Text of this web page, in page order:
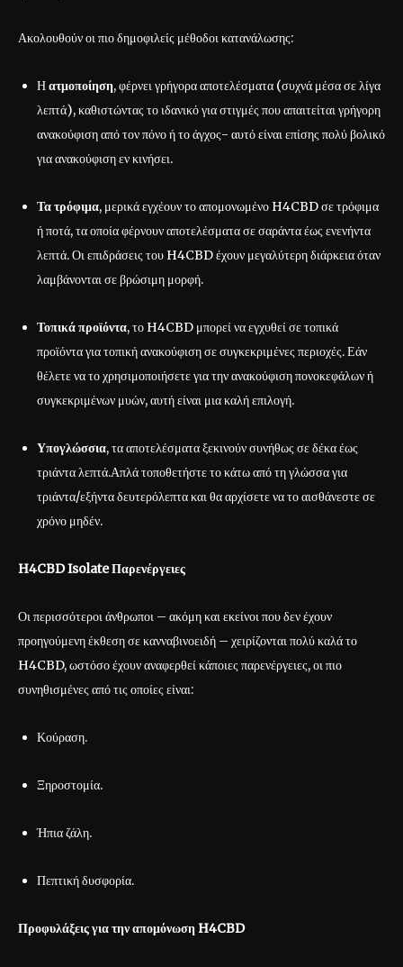
Ακολουθούν οι πιο δημοφιλείς μέθοδοι κατανάλωσης:
Ηατμοποίηση, φέρνει γρήγορα αποτελέσματα (συχνά μέσα σε λίγα
λεπτά), καθιστώντας το ιδανικό για στιγμές που απαιτείται γρήγορη
ανακούφιση από τον πόνο ή το άγχος- αυτό είναι επίσης πολύ βολικό
για ανακούφιση εν κινήσει.
Τα τρόφιμα, μερικά εγχέουν το απομονωμένο H4CBD σε τρόφιμα
ή ποτά, τα οποία φέρνουν αποτελέσματα σε σαράντα έως ενενήντα
λεπτά. Οι επιδράσεις του H4CBD έχουν μεγαλύτερη διάρκεια όταν
λαμβάνονται σε βρώσιμη μορφή.
Τοπικά προϊόντα, το H4CBD μπορεί να εγχυθεί σε τοπικά
προϊόντα για τοπική ανακούφιση σε συγκεκριμένες περιοχές. Εάν
θέλετε να το χρησιμοποιήσετε για την ανακούφιση πονοκεφάλων ή
συγκεκριμένων μυών, αυτή είναι μια καλή επιλογή.
Υπογλώσσια, τα αποτελέσματα ξεκινούν συνήθως σε δέκα έως
τριάντα λεπτά.Απλά τοποθετήστε το κάτω από τη γλώσσα για
τριάντα/εξήντα δευτερόλεπτα και θα αρχίσετε να το αισθάνεστε σε
χρόνο μηδέν.
H4CBD Isolate Παρενέργειες
Οι περισσότεροι άνθρωποι – ακόμη και εκείνοι που δεν έχουν
προηγούμενη έκθεση σε κανναβινοειδή – χειρίζονται πολύ καλά το
H4CBD, ωστόσο έχουν αναφερθεί κάποιες παρενέργειες, οι πιο
συνηθισμένες από τις οποίες είναι:
Κούραση.
Ξηροστομία.
Ήπια ζάλη.
Πεπτική δυσφορία.
Προφυλάξεις για την απομόνωση H4CBD